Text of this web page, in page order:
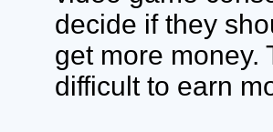
decide if they
get more money.
difficult to earn